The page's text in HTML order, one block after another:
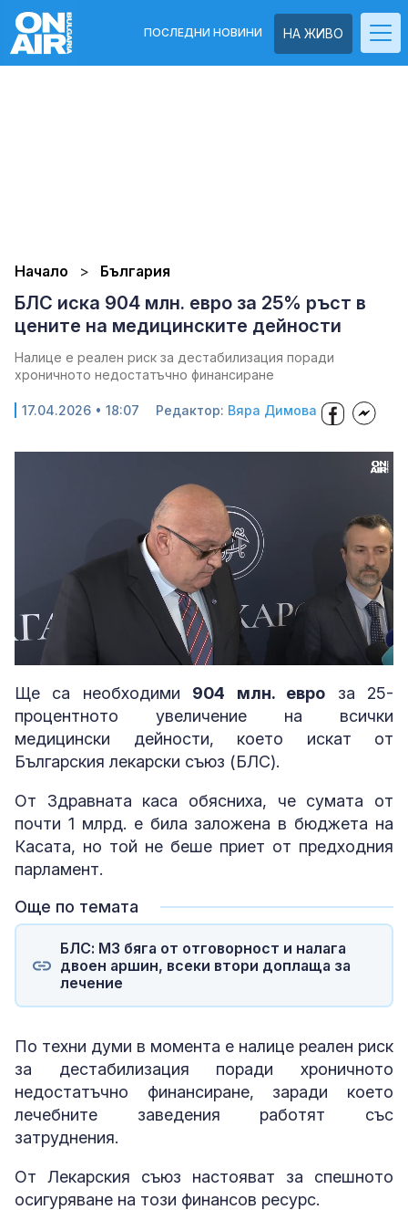
НА ЖИВО
ПОСЛЕДНИ НОВИНИ
Начало България
БЛС иска 904 млн. евро за 25% ръст в
цените на медицинските дейности
Налице е реален риск за дестабилизация поради
хроничното недостатъчно финансиране
17.04.2026 • 18:07 Редактор: Вяра Димова
Loaded:
79.77%
Ще са необходими 904 млн. евро за 25-
процентното увеличение на всички
медицински дейности, което искат от
Българския лекарски съюз (БЛС).
От Здравната каса обясниха, че сумата от
почти 1 млрд. е била заложена в бюджета на
Касата, но той не беше приет от предходния
парламент.
Още по темата
БЛС: МЗ бяга от отговорност и налага
двоен аршин, всеки втори доплаща за
лечение
По техни думи в момента е налице реален риск
за дестабилизация поради хроничното
недостатъчно финансиране, заради което
лечебните заведения работят със
затруднения.
От Лекарския съюз настояват за спешното
осигуряване на този финансов ресурс.